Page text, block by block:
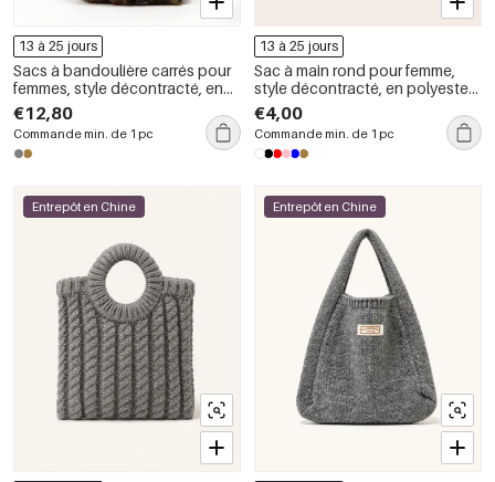
13 à 25 jours
Sacs à bandoulière carrés pour
femmes, style décontracté, en
imitation fourrure patchwork
duveteuse
€12,80
Commande min. de 1 pc
13 à 25 jours
Sac à main rond pour femme,
style décontracté, en polyester
tissé uni et duveteux
€4,00
Commande min. de 1 pc
Entrepôt en Chine Entrepôt en Chine